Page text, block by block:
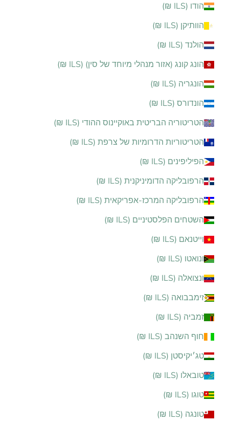
הודו (ILS ₪)
הוותיקן (ILS ₪)
הולנד (ILS ₪)
הונג קונג (אזור מנהלי מיוחד של סין) (ILS ₪)
הונגריה (ILS ₪)
הונדורס (ILS ₪)
הטריטוריה הבריטית באוקיינוס ההודי (ILS ₪)
הטריטוריות הדרומיות של צרפת (ILS ₪)
הפיליפינים (ILS ₪)
הרפובליקה הדומיניקנית (ILS ₪)
הרפובליקה המרכז-אפריקאית (ILS ₪)
השטחים הפלסטיניים (ILS ₪)
וייטנאם (ILS ₪)
ונואטו (ILS ₪)
ונצואלה (ILS ₪)
זימבבואה (ILS ₪)
זמביה (ILS ₪)
חוף השנהב (ILS ₪)
טג׳יקיסטן (ILS ₪)
טובאלו (ILS ₪)
טוגו (ILS ₪)
טונגה (ILS ₪)